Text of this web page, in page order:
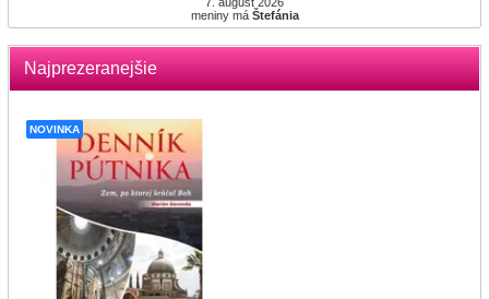
meniny má Štefánia
Najprezeranejšie
NOVINKA